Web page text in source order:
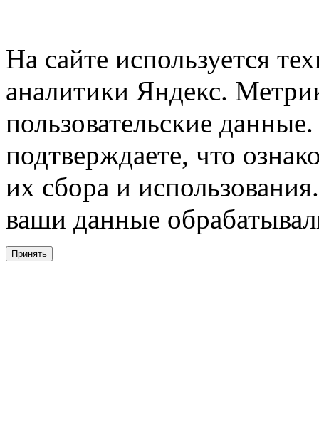
На сайте используется
аналитики Яндекс.
пользовательские
подтверждаете, что
их сбора и
ваши данные
Принять